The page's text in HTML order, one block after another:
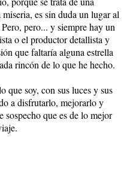
es sin duda un lugar al
pero... y siempre hay un
o el productor detallista y
que faltaría alguna estrella
rincón de lo que he hecho.
que soy, con sus luces y sus
a disfrutarlo, mejorarlo y
sospecho que es de lo mejor